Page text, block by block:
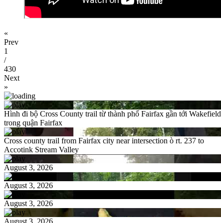
«
Prev
1
/
430
Next
»
Hình đi bộ Cross County trail từ thành phố Fairfax gần tới Wakefield
trong quận Fairfax
Cross county trail from Fairfax city near intersection ò rt. 237 to
Accotink Stream Valley
August 3, 2026
August 3, 2026
August 3, 2026
August 3, 2026